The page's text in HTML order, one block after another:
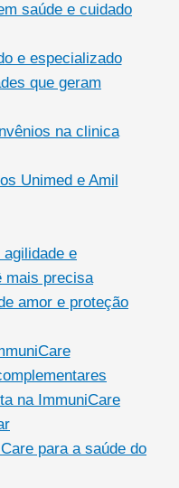
saúde e cuidado
e especializado
que geram
na clinica
Unimed e Amil
e
mais precisa
amor e proteção
na ImmuniCare
para a saúde do